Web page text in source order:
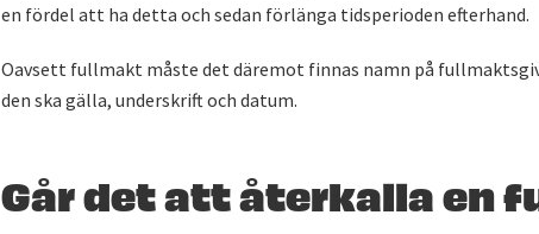
en fördel att ha detta och sedan förlänga tidsperioden efterhand.
Oavsett fullmakt måste det däremot finnas namn på
den ska gälla, underskrift och datum.
Går det att återkalla en